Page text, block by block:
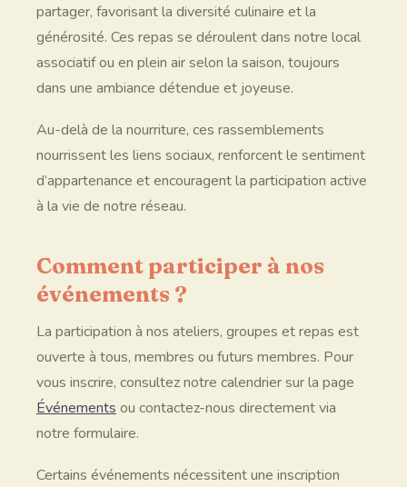
partager, favorisant la diversité culinaire et la
générosité. Ces repas se déroulent dans notre local
associatif ou en plein air selon la saison, toujours
dans une ambiance détendue et joyeuse.
Au-delà de la nourriture, ces rassemblements
nourrissent les liens sociaux, renforcent le sentiment
d’appartenance et encouragent la participation active
à la vie de notre réseau.
Comment participer à nos
événements ?
La participation à nos ateliers, groupes et repas est
ouverte à tous, membres ou futurs membres. Pour
vous inscrire, consultez notre calendrier sur la page
Événements ou contactez-nous directement via
notre formulaire.
Certains événements nécessitent une inscription